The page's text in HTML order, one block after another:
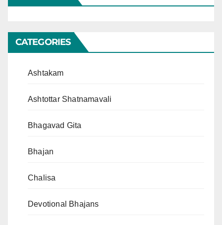
CATEGORIES
Ashtakam
Ashtottar Shatnamavali
Bhagavad Gita
Bhajan
Chalisa
Devotional Bhajans